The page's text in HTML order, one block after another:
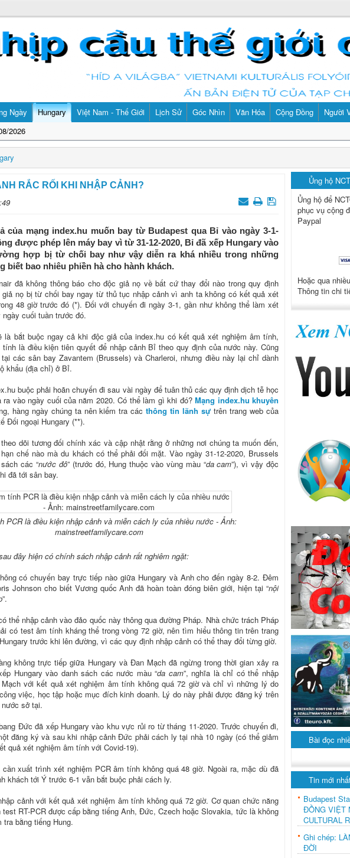
2026
Ngày Hungary Việt Nam - Thế Giới Lịch Sử Góc Nhìn Văn Hóa Cộng Đồng Người
RẮC RỐI KHI NHẬP CẢNH?
của mạng index.hu muốn bay từ Budapest qua Bỉ vào ngày 3-1-
được phép lên máy bay vì từ 31-12-2020, Bỉ đã xếp Hungary vào
hợp bị từ chối bay như vậy diễn ra khá nhiều trong những
biết bao nhiêu phiền hà cho hành khách.
đã không thông báo cho độc giả nọ về bất cứ thay đổi nào trong quy định
nọ bị từ chối bay ngay từ thủ tục nhập cảnh vì anh ta không có kết quả xét
48 giờ trước đó (*). Đối với chuyến đi ngày 3-1, gần như không thể làm xét
cuối tuần trước đó.
bắt buộc ngay cả khi độc giả của index.hu có kết quả xét nghiệm âm tính,
là điều kiện tiên quyết để nhập cảnh Bỉ theo quy định của nước này. Cũng
các sân bay Zavantem (Brussels) và Charleroi, nhưng điều này lại chỉ dành
khẩu (địa chỉ) ở Bỉ.
buộc phải hoãn chuyến đi sau vài ngày để tuân thủ các quy định dịch tễ học
ra vào ngày cuối của năm 2020. Có thể làm gì khi đó?Mạng index.hu khuyên
hàng ngày chúng ta nên kiểm tra cácthông tin lãnh sựtrên trang web của
Đối ngoại Hungary (**).
dõi tương đối chính xác và cập nhật rằng ở những nơi chúng ta muốn đến,
chế nào mà du khách có thể phải đối mặt. Vào ngày 31-12-2020, Brussels
các “nước đỏ” (trước đó, Hung thuộc vào vùng màu “da cam”), vì vậy độc
đã tới sân bay.
PCR là điều kiện nhập cảnh và miễn cách ly của nhiều nước - Ảnh:
mainstreetfamilycare.com
đây hiện có chính sách nhập cảnh rất nghiêm ngặt:
có chuyến bay trực tiếp nào giữa Hungary và Anh cho đến ngày 8-2. Đêm
Johnson cho biết Vương quốc Anh đã hoàn toàn đóng biên giới, hiện tại “nội
”.
thể nhập cảnh vào đảo quốc này thông qua đường Pháp. Nhà chức trách Pháp
có test âm tính kháng thể trong vòng 72 giờ, nên tìm hiểu thông tin trên trang
trước khi lên đường, vì các quy định nhập cảnh có thể thay đổi từng giờ.
không trực tiếp giữa Hungary và Đan Mạch đã ngừng trong thời gian xảy ra
Hungary vào danh sách các nước màu “da cam”, nghĩa là chỉ có thể nhập
với kết quả xét nghiệm âm tính không quá 72 giờ và chỉ vì những lý do
việc, học tập hoặc mục đích kinh doanh. Lý do này phải được đăng ký trên
sở tại.
Đức đã xếp Hungary vào khu vực rủi ro từ tháng 11-2020. Trước chuyến đi,
đăng ký và sau khi nhập cảnh Đức phải cách ly tại nhà 10 ngày (có thể giảm
quả xét nghiệm âm tính với Covid-19).
xuất trình xét nghiệm PCR âm tính không quá 48 giờ. Ngoài ra, mặc dù đã
khách tới Ý trước 6-1 vẫn bắt buộc phải cách ly.
cảnh với kết quả xét nghiệm âm tính không quá 72 giờ. Cơ quan chức năng
RT-PCR được cấp bằng tiếng Anh, Đức, Czech hoặc Slovakia, tức là không
bằng tiếng Hung.
Ủng hộ
Ủng hộ để
phục vụ cộng
Paypal
Hoặc qua
Thông tin chi
Bài đọc
Tin mới
Budapest
ĐỒNG VIỆT
CULTURAL
Ghi chép:
ĐỜI